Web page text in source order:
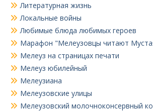
Литературная жизнь
Локальные войны
Любимые блюда любимых героев
Марафон "Мелеузовцы читают
Мелеуз на страницах печати
Мелеуз юбилейный
Мелеузиана
Мелеузовские улицы
Мелеузовский молочноконсервный